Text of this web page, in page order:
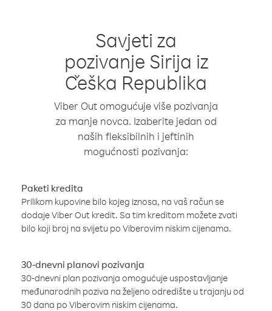
Savjeti za
pozivanje Sirija iz
Češka Republika
Viber Out omogućuje više pozivanja
za manje novca. Izaberite jedan od
naših fleksibilnih i jeftinih
mogućnosti pozivanja:
Paketi kredita
Prilikom kupovine bilo kojeg iznosa, na vaš račun se
dodaje Viber Out kredit. Sa tim kreditom možete zvati
bilo koji broj na svijetu po Viberovim niskim cijenama.
30-dnevni planovi pozivanja
30-dnevni plan pozivanja omogućuje uspostavljanje
međunarodnih poziva na željeno odredište u trajanju od
30 dana po Viberovim niskim cijenama.